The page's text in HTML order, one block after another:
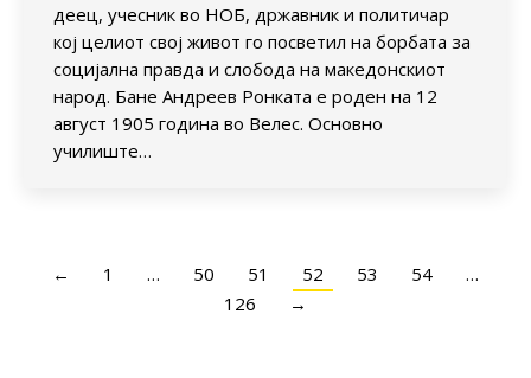
деец, учесник во НОБ, државник и политичар
кој целиот свој живот го посветил на борбата за
социјална правда и слобода на македонскиот
народ. Бане Андреев Ронката е роден на 12
август 1905 година во Велес. Основно
училиште…
← 1 … 50 51 52 53 54
…
126
→